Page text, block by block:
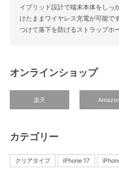
イブリッド設計で端末本体をしっ
けたままワイヤレス充電が可能で
つけて落下を防げるストラップホ
オンラインショップ
楽天
カテゴリー
クリアタイプ iPhone 17